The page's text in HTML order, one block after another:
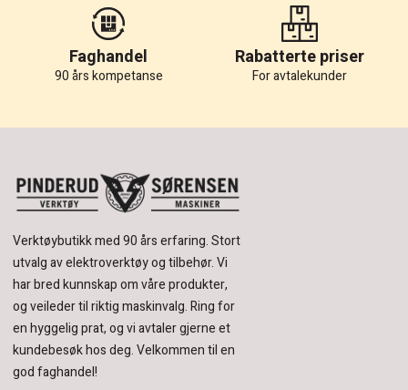
Faghandel
90 års kompetanse
Rabatterte priser
For avtalekunder
Verktøybutikk med 90 års erfaring.Stort
utvalg av elektroverktøy og tilbehør.Vi
har bred kunnskap om våre produkter,
og veileder til riktig maskinvalg. Ring for
en hyggelig prat, og vi avtaler gjerne et
kundebesøk hos deg.Velkommen til en
god faghandel!